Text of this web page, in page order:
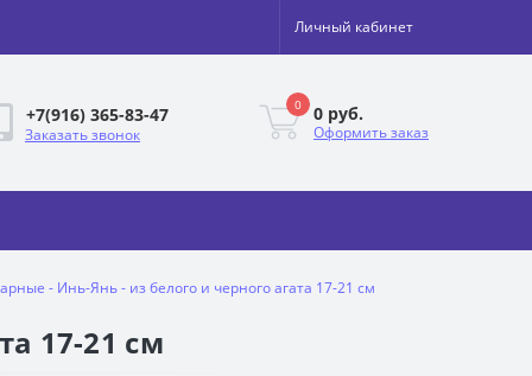
Личный кабинет
+7(916) 365-83-47
Заказать звонок
0 0 руб.
Оформить заказ
- Инь-Янь - из белого и черного агата 17-21 см
17-21 см